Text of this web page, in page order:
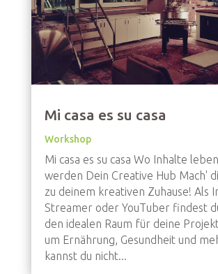
Mi casa es su casa
Workshop
Mi casa es su casa Wo Inhalte
werden Dein Creative Hub Mach'
zu deinem kreativen Zuhause! Als
Streamer oder YouTuber findest
den idealen Raum für deine
um Ernährung, Gesundheit und
kannst du nicht...